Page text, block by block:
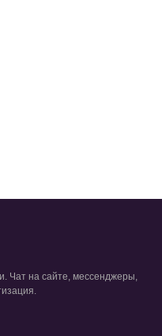
Чат на сайте, мессенджеры,